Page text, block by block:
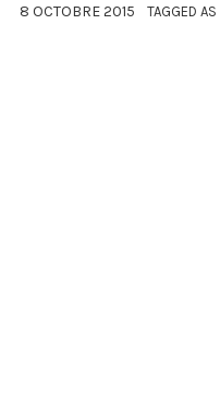
8 OCTOBRE 2015 TAGGED AS